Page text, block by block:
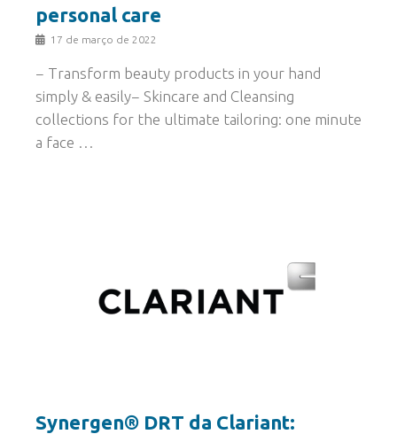
personal care
17 de março de 2022
− Transform beauty products in your hand
simply & easily− Skincare and Cleansing
collections for the ultimate tailoring: one minute
a face …
Synergen® DRT da Clariant: